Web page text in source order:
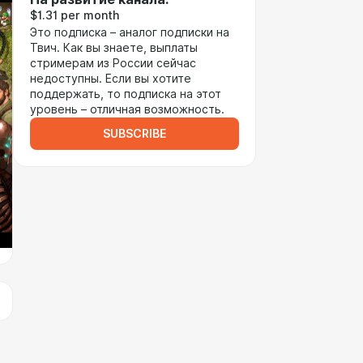
$1.31 per month
Это подписка – аналог подписки на
Твич. Как вы знаете, выплаты
стримерам из России сейчас
недоступны. Если вы хотите
поддержать, то подписка на этот
уровень – отличная возможность.
SUBSCRIBE